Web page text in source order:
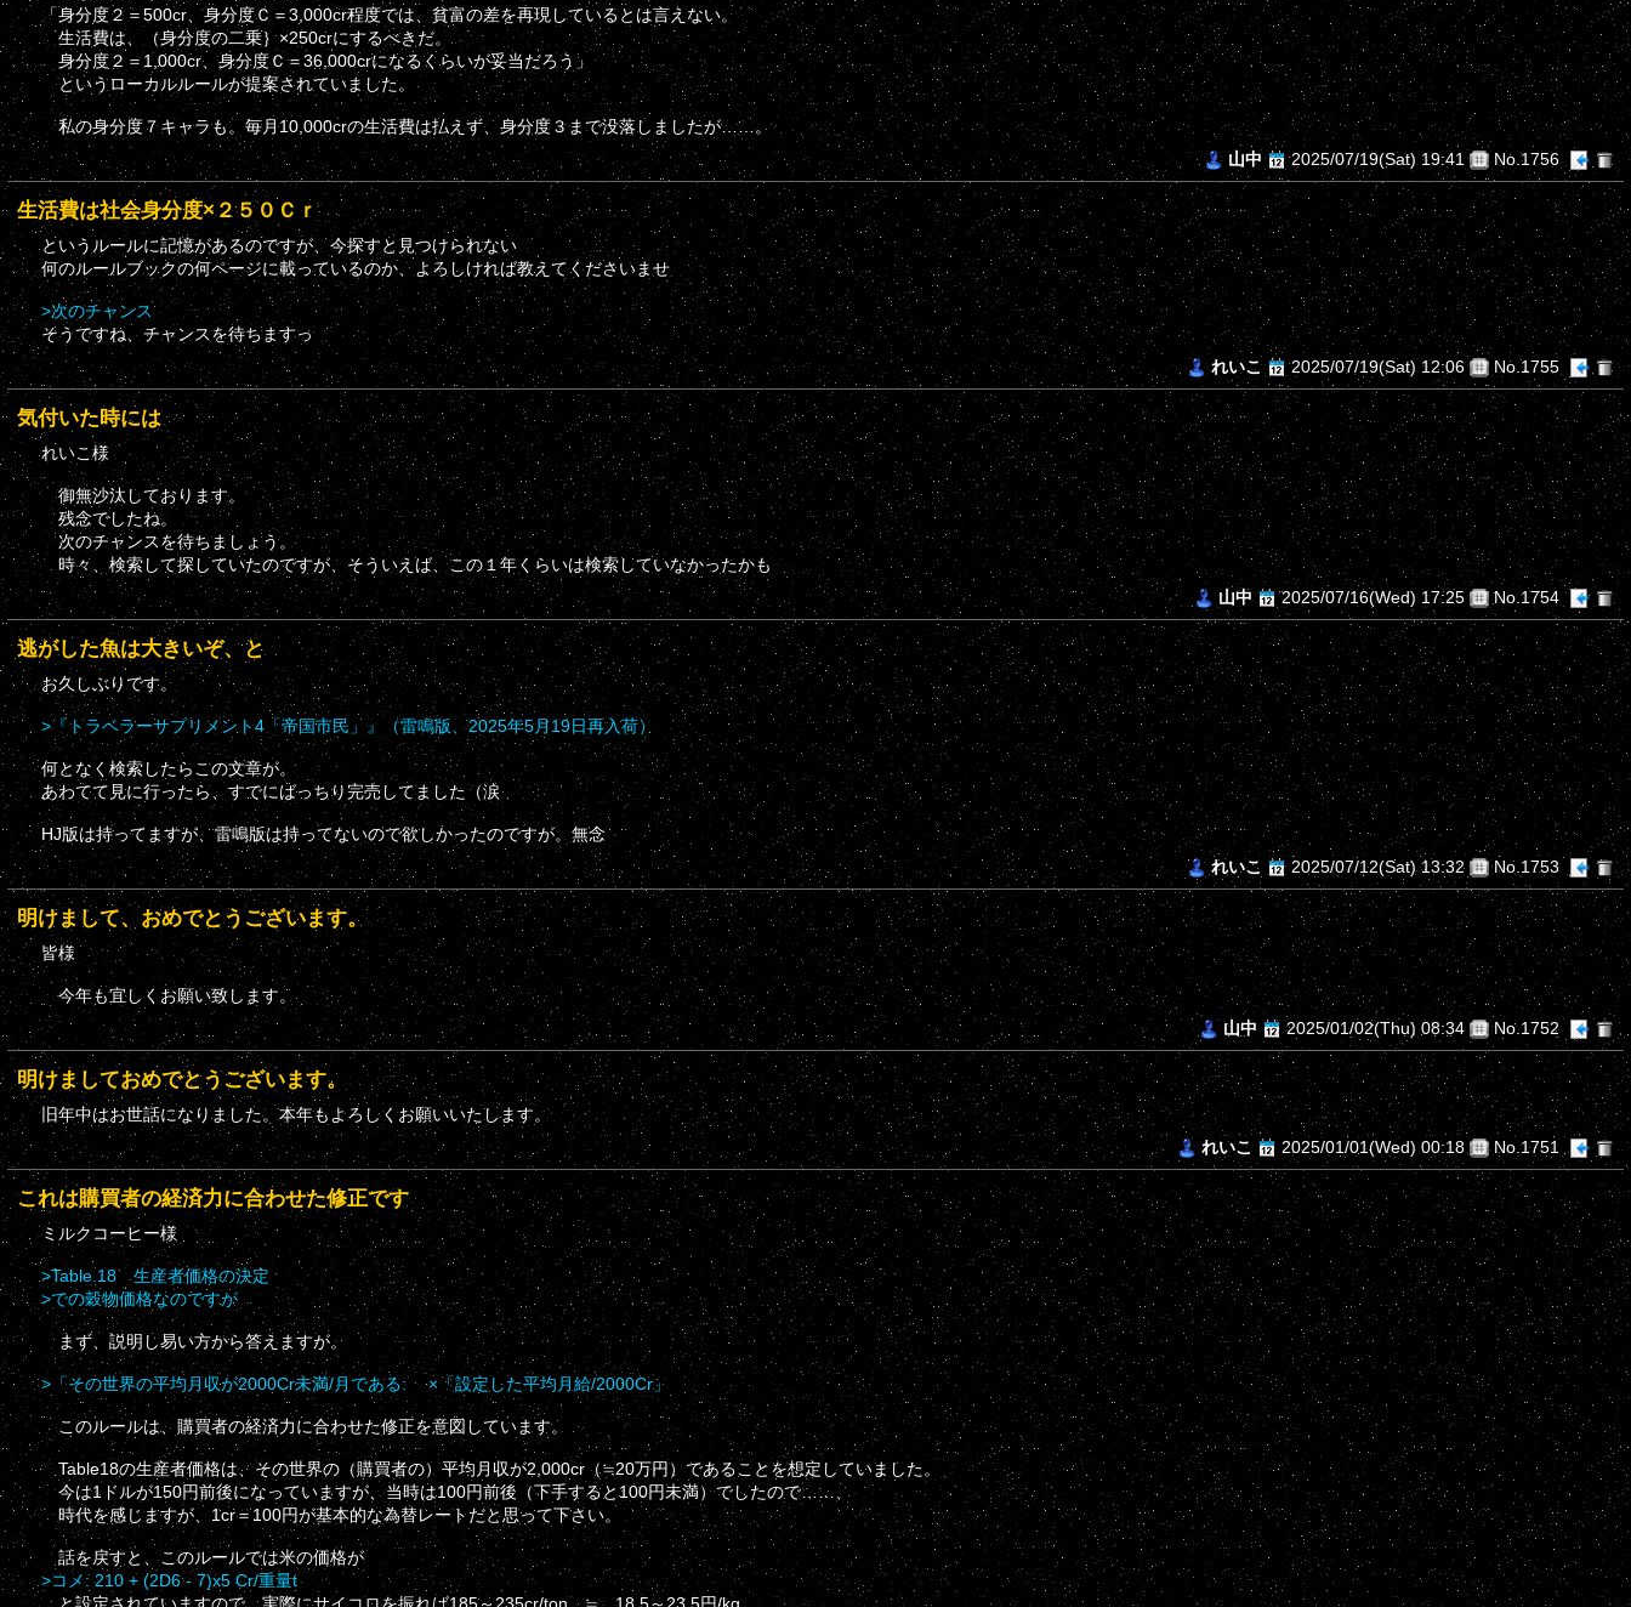
「身分度２＝500cr、身分度Ｃ＝3,000cr程度では、貧富の差を再現しているとは言えない。
生活費は、（身分度の二乗｝×250crにするべきだ。
身分度２＝1,000cr、身分度Ｃ＝36,000crになるくらいが妥当だろう」
というローカルルールが提案されていました。
私の身分度７キャラも。毎月10,000crの生活費は払えず、身分度３まで没落しましたが……。
山中
2025/07/19(Sat) 19:41 No.1756
生活費は社会身分度×２５０Ｃｒ
というルールに記憶があるのですが、今探すと見つけられない
何のルールブックの何ページに載っているのか、よろしければ教えてくださいませ
>次のチャンス
そうですね、チャンスを待ちますっ
れいこ
2025/07/19(Sat) 12:06 No.1755
気付いた時には
れいこ様
御無沙汰しております。
残念でしたね。
次のチャンスを待ちましょう。
時々、検索して探していたのですが、そういえば、この１年くらいは検索していなかったかも
山中
2025/07/16(Wed) 17:25 No.1754
逃がした魚は大きいぞ、と
お久しぶりです。
>『トラベラーサプリメント4「帝国市民」』（雷鳴版、2025年5月19日再入荷）
何となく検索したらこの文章が。
あわてて見に行ったら、すでにばっちり完売してました（涙
HJ版は持ってますが、雷鳴版は持ってないので欲しかったのですが。無念
れいこ
2025/07/12(Sat) 13:32 No.1753
明けまして、おめでとうございます。
皆様
今年も宜しくお願い致します。
山中
2025/01/02(Thu) 08:34 No.1752
明けましておめでとうございます。
旧年中はお世話になりました。本年もよろしくお願いいたします。
れいこ
2025/01/01(Wed) 00:18 No.1751
これは購買者の経済力に合わせた修正です
ミルクコーヒー様
>Table.18 生産者価格の決定
>での穀物価格なのですが
まず、説明し易い方から答えますが。
>「その世界の平均月収が2000Cr未満/月である: ×「設定した平均月給/2000Cr」
このルールは、購買者の経済力に合わせた修正を意図しています。
Table18の生産者価格は、その世界の（購買者の）平均月収が2,000cr（≒20万円）であることを想定していました。
今は1ドルが150円前後になっていますが、当時は100円前後（下手すると100円未満）でしたので……、
時代を感じますが、1cr＝100円が基本的な為替レートだと思って下さい。
話を戻すと、このルールでは米の価格が
>コメ: 210 + (2D6 - 7)x5 Cr/重量t